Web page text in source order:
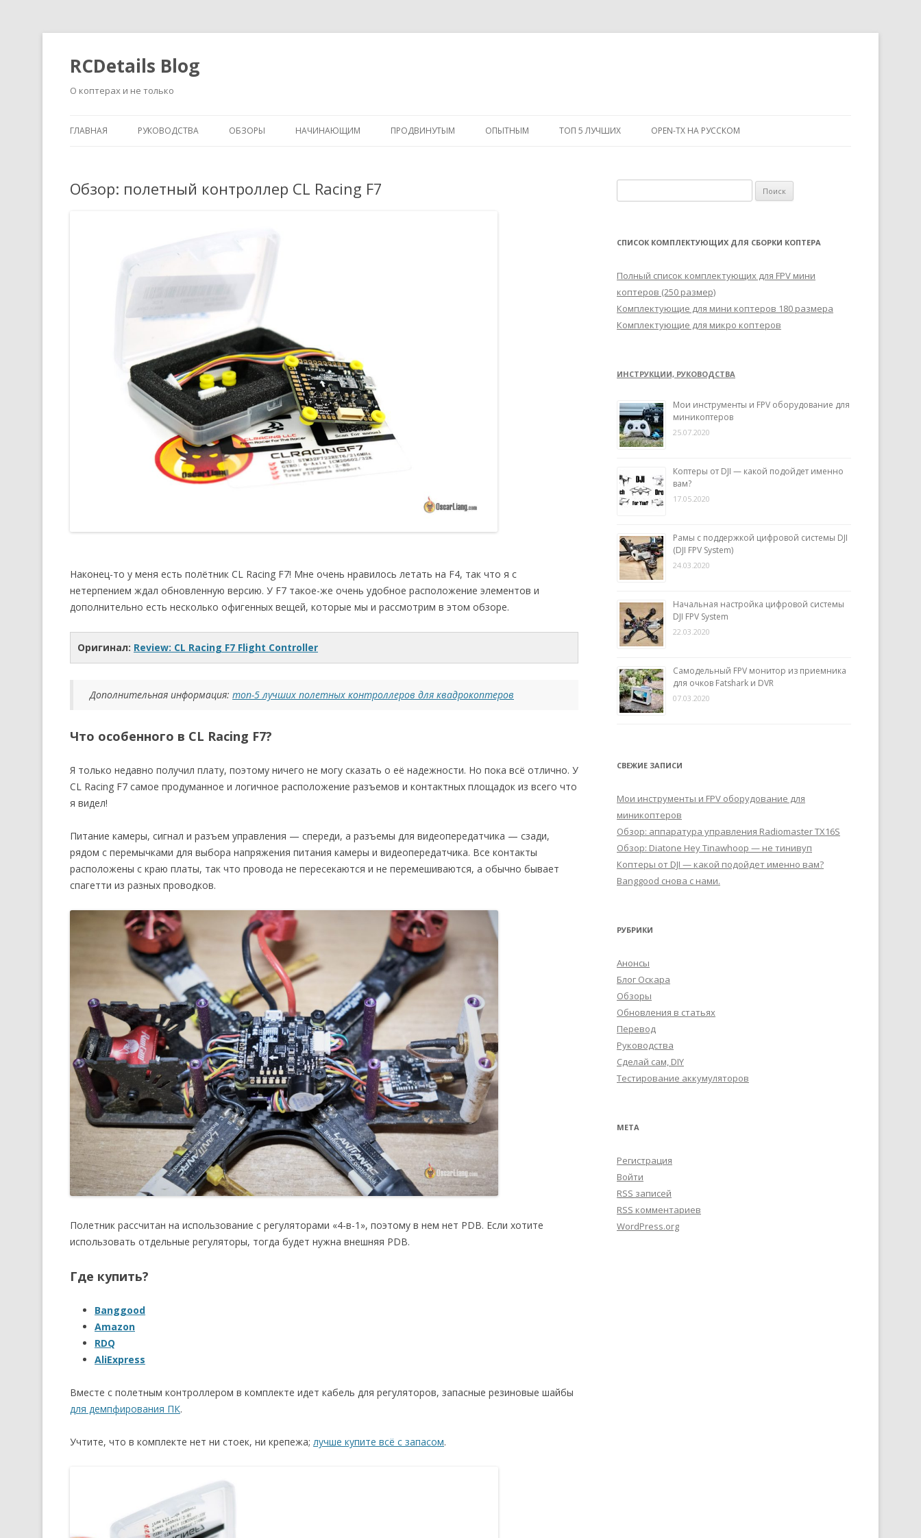
RCDetails Blog
О коптерах и не только
ГЛАВНАЯ РУКОВОДСТВА ОБЗОРЫ НАЧИНАЮЩИМ ПРОДВИНУТЫМ ОПЫТНЫМ ТОП 5 ЛУЧШИХ OPEN-TX НА РУССКОМ
Обзор: полетный контроллер CL Racing F7
Наконец-то у меня есть полётник CL Racing F7! Мне очень нравилось летать на F4, так что я с
нетерпением ждал обновленную версию. У F7 такое-же очень удобное расположение элементов и
дополнительно есть несколько офигенных вещей, которые мы и рассмотрим в этом обзоре.
Оригинал: Review: CL Racing F7 Flight Controller
Дополнительная информация: топ-5 лучших полетных контроллеров для квадрокоптеров
Что особенного в CL Racing F7?
Я только недавно получил плату, поэтому ничего не могу сказать о её надежности. Но пока всё отлично. У
CL Racing F7 самое продуманное и логичное расположение разъемов и контактных площадок из всего что
я видел!
Питание камеры, сигнал и разъем управления — спереди, а разъемы для видеопередатчика — сзади,
рядом с перемычками для выбора напряжения питания камеры и видеопередатчика. Все контакты
расположены с краю платы, так что провода не пересекаются и не перемешиваются, а обычно бывает
спагетти из разных проводков.
Полетник рассчитан на использование с регуляторами «4-в-1», поэтому в нем нет PDB. Если хотите
использовать отдельные регуляторы, тогда будет нужна внешняя PDB.
Где купить?
Banggood
Amazon
RDQ
AliExpress
Вместе с полетным контроллером в комплекте идет кабель для регуляторов, запасные резиновые шайбы
для демпфирования ПК.
Учтите, что в комплекте нет ни стоек, ни крепежа; лучше купите всё с запасом.
а
т
:
СПИСОК КОМПЛЕКТУЮЩИХ ДЛЯ СБОРКИ КОПТЕРА
Полный список комплектующих для FPV мини
коптеров (250 размер)
Комплектующие для мини коптеров 180 размера
Комплектующие для микро коптеров
ИНСТРУКЦИИ, РУКОВОДСТВА
Мои инструменты и FPV оборудование для
миникоптеров
25.07.2020
Коптеры от DJI — какой подойдет именно
вам?
17.05.2020
Рамы с поддержкой цифровой системы DJI
(DJI FPV System)
24.03.2020
Начальная настройка цифровой системы
DJI FPV System
22.03.2020
Самодельный FPV монитор из приемника
для очков Fatshark и DVR
07.03.2020
СВЕЖИЕ ЗАПИСИ
Мои инструменты и FPV оборудование для
миникоптеров
Обзор: аппаратура управления Radiomaster TX16S
Обзор: Diatone Hey Tinawhoop — не тинивуп
Коптеры от DJI — какой подойдет именно вам?
Banggood снова с нами.
РУБРИКИ
Анонсы
Блог Оскара
Обзоры
Обновления в статьях
Перевод
Руководства
Сделай сам, DIY
Тестирование аккумуляторов
МЕТА
Регистрация
Войти
RSS записей
RSS комментариев
WordPress.org